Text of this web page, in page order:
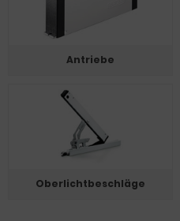
Antriebe
Oberlichtbeschläge